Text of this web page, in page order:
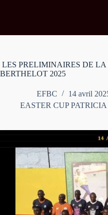
LES PRELIMINAIRES DE LA
BERTHELOT 2025
EFBC
14 avril
EASTER CUP